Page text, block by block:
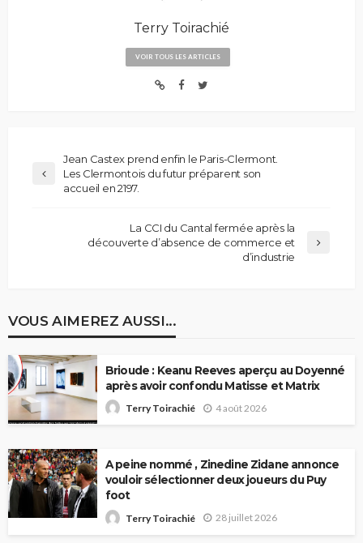
Terry Toirachié
VOIR TOUS LES ARTICLES
Jean Castex prend enfin le Paris-Clermont.
Les Clermontois du futur préparent son
accueil en 2197.
La CCI du Cantal fermée après la
découverte d’absence de commerce et
d’industrie
VOUS AIMEREZ AUSSI...
Brioude : Keanu Reeves aperçu au Doyenné
après avoir confondu Matisse et Matrix
Terry Toirachié 4 août 2026
A peine nommé , Zinedine Zidane annonce
vouloir sélectionner deux joueurs du Puy
foot
Terry Toirachié 28 juillet 2026